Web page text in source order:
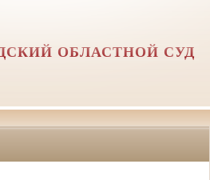
ОБЛАСТНОЙ СУД